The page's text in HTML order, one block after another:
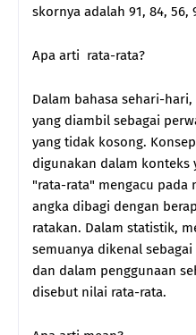
skornya adalah 91, 84, 56,
Apa arti rata-rata?
Dalam bahasa sehari-
yang diambil sebagai
yang tidak kosong.
digunakan dalam konteks
"rata-rata" mengacu pada
angka dibagi dengan
ratakan. Dalam statistik,
semuanya dikenal
dan dalam penggunaan
disebut nilai rata-rata.